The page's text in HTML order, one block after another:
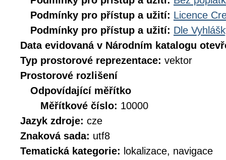
Podmínky pro přístup a užití: Licence
Podmínky pro přístup a užití: Dle
Data evidovaná v Národním katalogu
Typ prostorové reprezentace: vektor
Prostorové rozlišení
Odpovídající měřítko
Měřítkové číslo: 10000
Jazyk zdroje: cze
Znaková sada: utf8
Tematická kategorie: lokalizace, navigace